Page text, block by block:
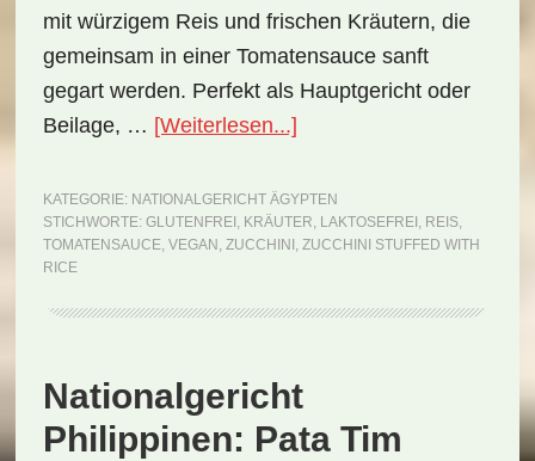
mit würzigem Reis und frischen Kräutern, die
gemeinsam in einer Tomatensauce sanft
gegart werden. Perfekt als Hauptgericht oder
Beilage, … [Weiterlesen...]ÜberNationalgericht
Zucchini
Stuffed
KATEGORIE: NATIONALGERICHT ÄGYPTEN
STICHWORTE: GLUTENFREI , KRÄUTER, LAKTOSEFREI , REIS,
TOMATENSAUCE, VEGAN , ZUCCHINI , ZUCCHINI STUFFED WITH
RICE
Nationalgericht
Philippinen: Pata Tim